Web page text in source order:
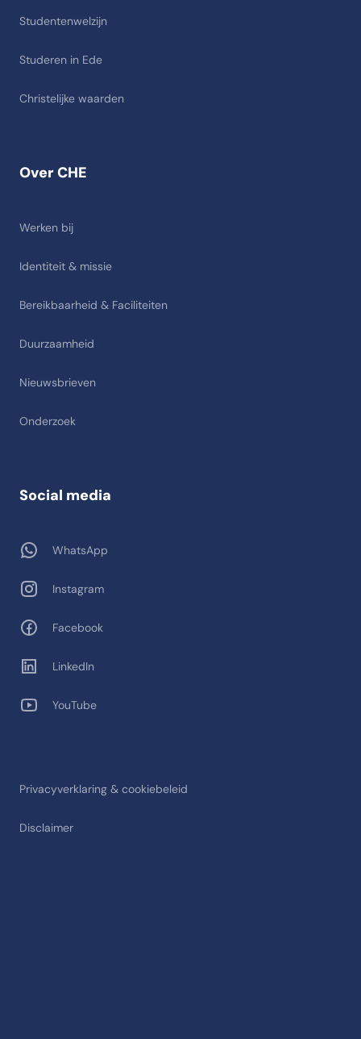
Over CHE
Werken bij
Identiteit & missie
Bereikbaarheid & Faciliteiten
Duurzaamheid
Nieuwsbrieven
Onderzoek
Studentenwelzijn
Studeren in Ede
Christelijke waarden
Privacyverklaring & cookiebeleid
Disclaimer
Social media
WhatsApp
Instagram
Facebook
LinkedIn
YouTube